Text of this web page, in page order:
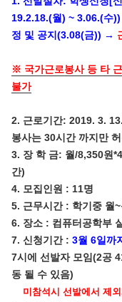
19.2.18.(월) ~ 3.06.(수
정 및 공지(3.08(금)) →
※ 국가근로봉사 등 타
불가
2. 근로기간: 2019. 3.
봉사는 30시간 까지만
3. 장 학 금: 월/8,350원
간)
4. 모집인원 : 11명
5. 근무시간 : 학기중 월~
6. 장소 : 컴퓨터공학부
7. 신청기간 : 3월 6일까
7시에 선발자 모임(2공
동 될 수 있음)
미참석시 선발에서 제